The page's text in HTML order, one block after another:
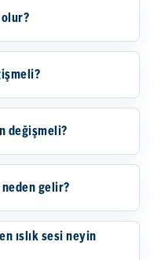
değişmeli?
gelir?
ıslık sesi neyin